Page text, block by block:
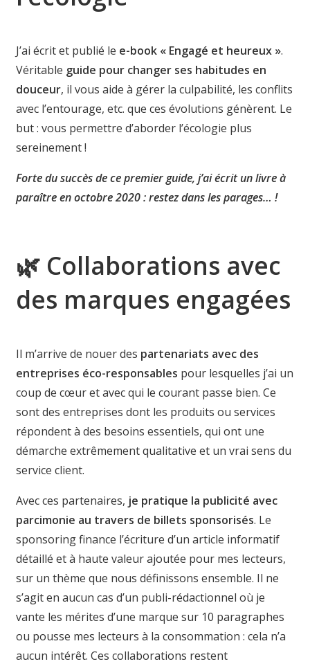
J’ai écrit et publié le e-book « Engagé et heureux ».
Véritable guide pour changer ses habitudes en
douceur, il vous aide à gérer la culpabilité, les conflits
avec l’entourage, etc. que ces évolutions génèrent. Le
but : vous permettre d’aborder l’écologie plus
sereinement !
Forte du succès de ce premier guide, j’ai écrit un livre à
paraître en octobre 2020 : restez dans les parages… !
🌿 Collaborations avec
des marques engagées
Il m’arrive de nouer des partenariats avec des
entreprises éco-responsables pour lesquelles j’ai un
coup de cœur et avec qui le courant passe bien. Ce
sont des entreprises dont les produits ou services
répondent à des besoins essentiels, qui ont une
démarche extrêmement qualitative et un vrai sens du
service client.
Avec ces partenaires, je pratique la publicité avec
parcimonie au travers de billets sponsorisés. Le
sponsoring finance l’écriture d’un article informatif
détaillé et à haute valeur ajoutée pour mes lecteurs,
sur un thème que nous définissons ensemble. Il ne
s’agit en aucun cas d’un publi-rédactionnel où je
vante les mérites d’une marque sur 10 paragraphes
ou pousse mes lecteurs à la consommation : cela n’a
aucun intérêt. Ces collaborations restent